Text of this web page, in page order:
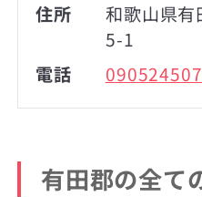
住所
和歌山県
5-1
電話
有田郡の全て